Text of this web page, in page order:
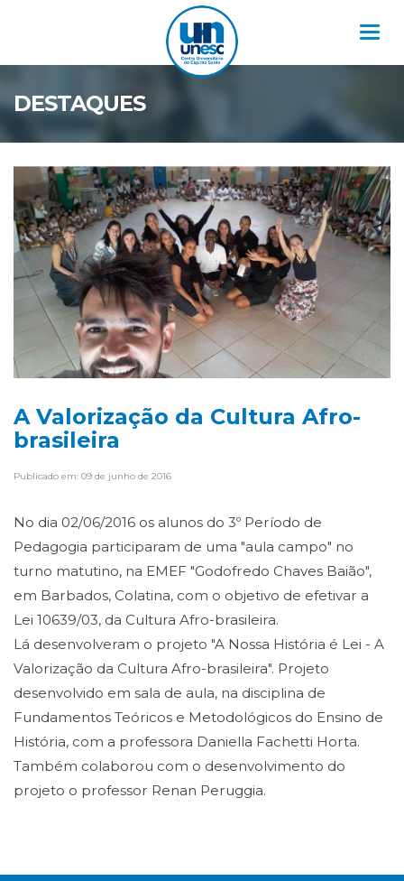
DESTAQUES
A Valorização da Cultura Afro-
brasileira
Publicado em: 09 de junho de 2016
No dia 02/06/2016 os alunos do 3º Período de
Pedagogia participaram de uma "aula campo" no
turno matutino, na EMEF "Godofredo Chaves Baião",
em Barbados, Colatina, com o objetivo de efetivar a
Lei 10639/03, da Cultura Afro-brasileira.
Lá desenvolveram o projeto "A Nossa História é Lei - A
Valorização da Cultura Afro-brasileira". Projeto
desenvolvido em sala de aula, na disciplina de
Fundamentos Teóricos e Metodológicos do Ensino de
História, com a professora Daniella Fachetti Horta.
Também colaborou com o desenvolvimento do
projeto o professor Renan Peruggia.